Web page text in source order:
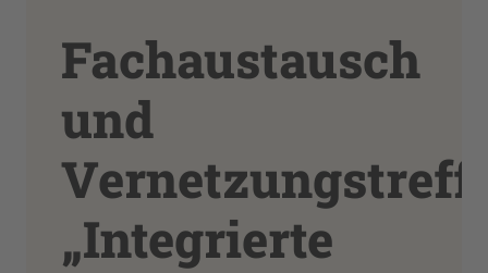
Fachaustausch
und
„Integrierte